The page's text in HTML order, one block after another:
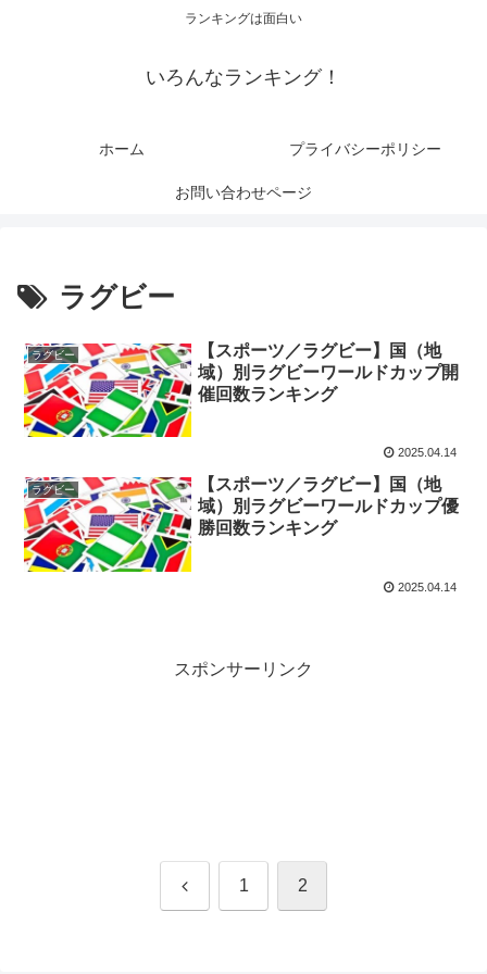
ランキングは面白い
いろんなランキング！
ホーム プライバシーポリシー
お問い合わせページ
ラグビー
ラグビー
【スポーツ／ラグビー】国（地
域）別ラグビーワールドカップ開
催回数ランキング
2025.04.14
ラグビー
【スポーツ／ラグビー】国（地
域）別ラグビーワールドカップ優
勝回数ランキング
2025.04.14
スポンサーリンク
前 1 2